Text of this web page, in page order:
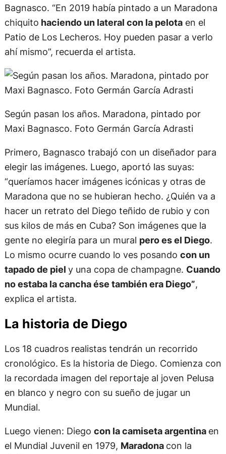
Fernández Paso, gerente del Patio de Los
Lecheros y organizador del evento.
Fernández Paso tuvo la idea de armar la expo y
de noviembre pasado. Esa noche, lo llamó a
Bagnasco. “En 2019 había pintado a un Maradona
Patio de Los Lecheros. Hoy pueden pasar a verlo
ahí mismo”, recuerda el artista.
Según pasan los años. Maradona, pintado por
Maxi Bagnasco. Foto Germán García Adrasti
Primero, Bagnasco trabajó con un diseñador para
elegir las imágenes. Luego, aportó las suyas:
“queríamos hacer imágenes icónicas y otras de
Maradona que no se hubieran hecho. ¿Quién va a
hacer un retrato del Diego teñido de rubio y con
gente no elegiría para un mural
tapado de piely una copa de champagne.Cuando
no estaba la cancha ése también era Diego”,
explica el artista.
La historia de Diego
Los 18 cuadros realistas tendrán un recorrido
cronológico. Es la historia de Diego. Comienza con